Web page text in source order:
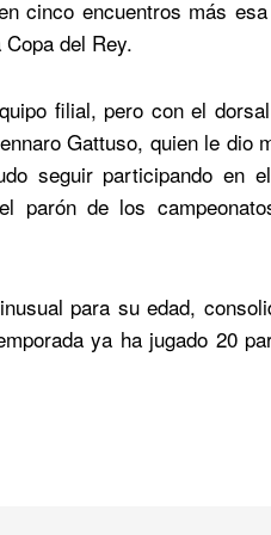
cinco encuentros más
del Rey.
filial, pero con el
Gattuso, quien le dio
seguir participando en
parón de los
para su edad,
ya ha jugado 20